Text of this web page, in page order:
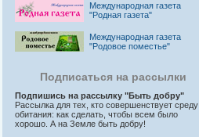
Международная газета
"Родная газета"
Международная газета
"Родовое поместье"
Подписаться на рассылки
Подпишись на рассылку "Быть добру"
Рассылка для тех, кто совершенствует среду
обитания: как сделать, чтобы всем было
хорошо. А на Земле быть добру!